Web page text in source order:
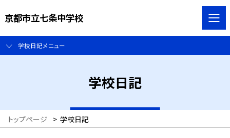
京都市立七条中学校
学校日記メニュー
学校日記
トップページ > 学校日記